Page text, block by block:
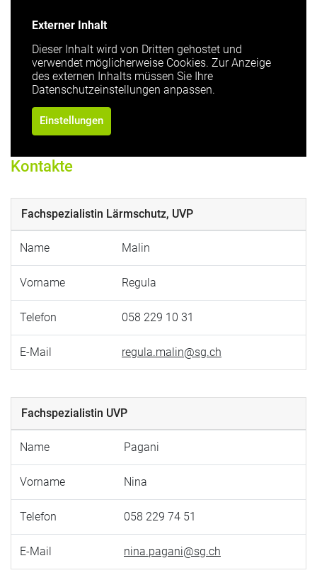
Externer Inhalt
Dieser Inhalt wird von Dritten gehostet und
verwendet möglicherweise Cookies. Zur Anzeige
des externen Inhalts müssen Sie Ihre
Datenschutzeinstellungen anpassen.
Einstellungen
Kontakte
Fachspezialistin Lärmschutz, UVP
Name Malin
Vorname Regula
Telefon 058 229 10 31
E-Mail regula.malin@sg.ch
Fachspezialistin UVP
Name Pagani
Vorname Nina
Telefon 058 229 74 51
E-Mail nina.pagani@sg.ch